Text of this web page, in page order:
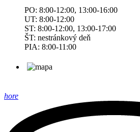
PO: 8:00-12:00, 13:00-16:00
UT: 8:00-12:00
ST: 8:00-12:00, 13:00-17:00
ŠT: nestránkový deň
PIA: 8:00-11:00
hore